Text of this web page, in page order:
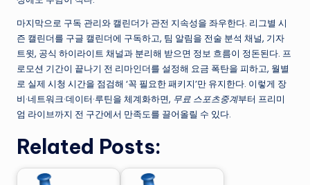
마지막으로 구독 관리와 캘린더가 관전 지속성을 좌우한다. 리그별 시
즌 캘린더를 구글 캘린더에 구독하고, 팀 알림을 전술 분석 채널, 기자
트윗, 공식 하이라이트 채널과 분리해 받으면 정보 흐름이 정돈된다. 프
로모션 기간이 끝나기 전 리마인더를 설정해 요금 폭탄을 피하고, 월별
로 실제 시청 시간을 점검해 ‘꼭 필요한 패키지’만 유지한다. 이렇게 장
비·네트워크·데이터·루틴을 체계화하면, 무료 스포츠중계부터 프리미
엄 라이브까지 전 구간에서 만족도를 끌어올릴 수 있다.
Related Posts: